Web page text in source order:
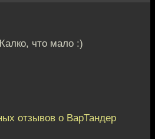
что мало :)
отзывов о ВарТандер